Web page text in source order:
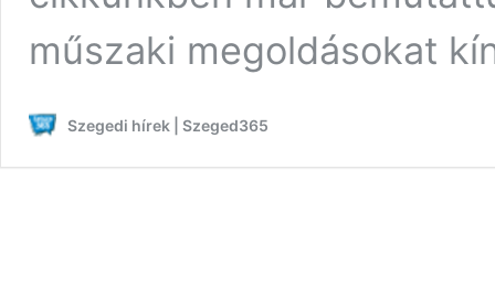
műszaki megoldásokat
Szegedi hírek | Szeged365